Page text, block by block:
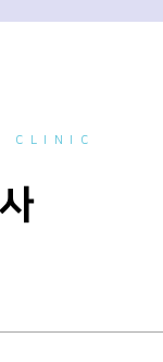
CLINIC